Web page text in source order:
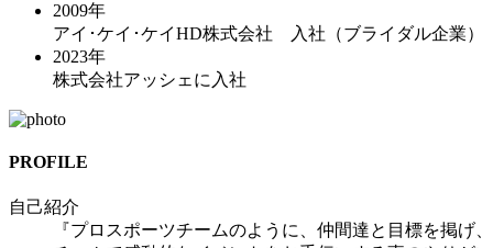
2009年
アイ･ケイ･ケイHD株式会社 入社（ブライダル企業）
2023年
株式会社アッシェに入社
PROFILE
自己紹介
『プロスポーツチームのように、仲間達と目標を掲